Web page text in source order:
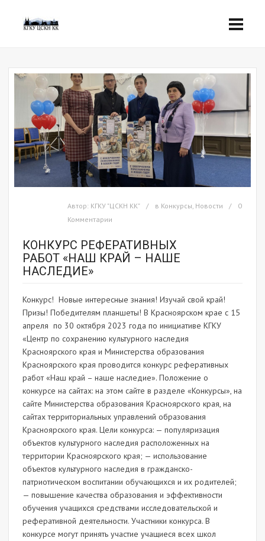
Автор: КГКУ "ЦСКН КК" в Конкурсы, Новости
0
Комментарии
КОНКУРС РЕФЕРАТИВНЫХ
РАБОТ «НАШ КРАЙ – НАШЕ
НАСЛЕДИЕ»
Конкурс! Новые интересные знания! Изучай свой край!
Призы! Победителям планшеты! В Красноярском крае с 15
апреля по 30 октября 2023 года по инициативе КГКУ
«Центр по сохранению культурного наследия
Красноярского края и Министерства образования
Красноярского края проводится конкурс реферативных
работ «Наш край – наше наследие». Положение о
конкурсе на сайтах: на этом сайте в разделе «Конкурсы», на
сайте Министерства образования Красноярского края, на
сайтах территориальных управлений образования
Красноярского края. Цели конкурса: — популяризация
объектов культурного наследия расположенных на
территории Красноярского края; — использование
объектов культурного наследия в гражданско-
патриотическом воспитании обучающихся и их родителей;
— повышение качества образования и эффективности
обучения учащихся средствами исследовательской и
реферативной деятельности. Участники конкурса. В
конкурсе могут принять участие учащиеся всех школ